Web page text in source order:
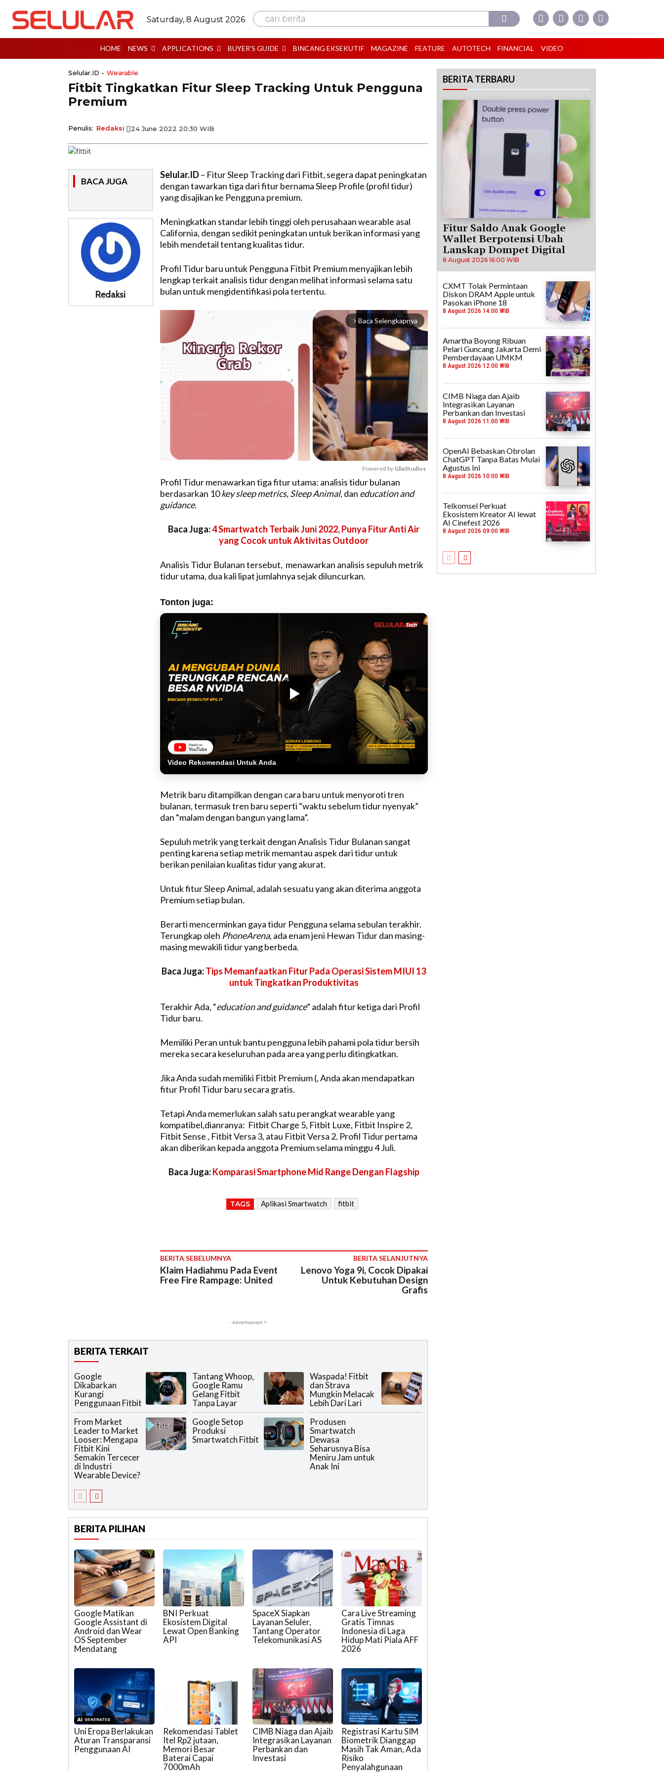
Saturday, 8 August 2026 cari berita
HOME NEWS APPLICATIONS BUYER’S GUIDE BINCANG EKSEKUTIF MAGAZINE FEATURE AUTOTECH FINANCIAL VIDEO
Selular.ID - Wearable
Fitbit Tingkatkan Fitur Sleep Tracking Untuk Pengguna
Premium
Penulis: Redaksi 24 June 2022 20:30 WIB
BACA JUGA
Redaksi
Selular.ID– Fitur Sleep Tracking dari Fitbit, segera dapat peningkatan
dengan tawarkan tiga dari fitur bernama Sleep Profile (profil tidur)
yang disajikan ke Pengguna premium.
Meningkatkan standar lebih tinggi oleh perusahaan wearable asal
California, dengan sedikit peningkatan untuk berikan informasi yang
lebih mendetail tentang kualitas tidur.
Profil Tidur baru untuk Pengguna Fitbit Premium menyajikan lebih
lengkap terkait analisis tidur dengan melihat informasi selama satu
bulan untuk mengidentifikasi pola tertentu.
arrow_forward_ios Baca Selengkapnya
M
Powered by GliaStudios
Profil Tidur menawarkan tiga fitur utama: analisis tidur bulanan
berdasarkan 10key sleep metrics, Sleep Animal, dan education and
guidance.
Baca Juga:4 Smartwatch Terbaik Juni 2022, Punya Fitur Anti Air
yang Cocok untuk Aktivitas Outdoor
Analisis Tidur Bulanan tersebut, menawarkan analisis sepuluh metrik
tidur utama, dua kali lipat jumlahnya sejak diluncurkan.
Tonton juga:
Video Rekomendasi Untuk Anda
Metrik baru ditampilkan dengan cara baru untuk menyoroti tren
bulanan, termasuk tren baru seperti “waktu sebelum tidur nyenyak”
dan “malam dengan bangun yang lama”.
Sepuluh metrik yang terkait dengan Analisis Tidur Bulanan sangat
penting karena setiap metrik memantau aspek dari tidur untuk
berikan penilaian kualitas tidur yang akurat.
Untuk fitur Sleep Animal, adalah sesuatu yang akan diterima anggota
Premium setiap bulan.
Berarti mencerminkan gaya tidur Pengguna selama sebulan terakhir.
Terungkap oleh PhoneArena, ada enam jeni Hewan Tidur dan masing-
masing mewakili tidur yang berbeda.
Baca Juga:Tips Memanfaatkan Fitur Pada Operasi Sistem MIUI 13
untuk Tingkatkan Produktivitas
Terakhir Ada, “education and guidance” adalah fitur ketiga dari Profil
Tidur baru.
Memiliki Peran untuk bantu pengguna lebih pahami pola tidur bersih
mereka secara keseluruhan pada area yang perlu ditingkatkan.
Jika Anda sudah memiliki Fitbit Premium (, Anda akan mendapatkan
fitur Profil Tidur baru secara gratis.
Tetapi Anda memerlukan salah satu perangkat wearable yang
kompatibel,dianranya: Fitbit Charge 5, Fitbit Luxe, Fitbit Inspire 2,
Fitbit Sense , Fitbit Versa 3, atau Fitbit Versa 2. Profil Tidur pertama
akan diberikan kepada anggota Premium selama minggu 4 Juli.
Baca Juga:Komparasi Smartphone Mid Range Dengan Flagship
TAGS Aplikasi Smartwatch fitbit
BERITA SEBELUMNYA
Klaim Hadiahmu Pada Event
Free Fire Rampage: United
BERITA SELANJUTNYA
Lenovo Yoga 9i, Cocok Dipakai
Untuk Kebutuhan Design
Grafis
- Advertisement 1-
BERITA TERKAIT
Google
Dikabarkan
Kurangi
Penggunaan Fitbit
Tantang Whoop,
Google Ramu
Gelang Fitbit
Tanpa Layar
Waspada! Fitbit
dan Strava
Mungkin Melacak
Lebih Dari Lari
From Market
Leader to Market
Looser: Mengapa
Fitbit Kini
Semakin Tercecer
di Industri
Wearable Device?
Google Setop
Produksi
Smartwatch Fitbit
Produsen
Smartwatch
Dewasa
Seharusnya Bisa
Meniru Jam untuk
Anak Ini
BERITA PILIHAN
Google Matikan
Google Assistant di
Android dan Wear
OS September
Mendatang
BNI Perkuat
Ekosistem Digital
Lewat Open Banking
API
SpaceX Siapkan
Layanan Seluler,
Tantang Operator
Telekomunikasi AS
Cara Live Streaming
Gratis Timnas
Indonesia di Laga
Hidup Mati Piala AFF
2026
Uni Eropa Berlakukan
Aturan Transparansi
Penggunaan AI
Rekomendasi Tablet
Itel Rp2 jutaan,
Memori Besar
Baterai Capai
7000mAh
CIMB Niaga dan Ajaib
Integrasikan Layanan
Perbankan dan
Investasi
Registrasi Kartu SIM
Biometrik Dianggap
Masih Tak Aman, Ada
Risiko
Penyalahgunaan
BERITA TERBARU
Fitur Saldo Anak Google
Wallet Berpotensi Ubah
Lanskap Dompet Digital
8 August 2026 16:00 WIB
CXMT Tolak Permintaan
Diskon DRAM Apple untuk
Pasokan iPhone 18
8 August 2026 14:00 WIB
Amartha Boyong Ribuan
Pelari Guncang Jakarta Demi
Pemberdayaan UMKM
8 August 2026 12:00 WIB
CIMB Niaga dan Ajaib
Integrasikan Layanan
Perbankan dan Investasi
8 August 2026 11:00 WIB
OpenAI Bebaskan Obrolan
ChatGPT Tanpa Batas Mulai
Agustus Ini
8 August 2026 10:00 WIB
Telkomsel Perkuat
Ekosistem Kreator AI lewat
AI Cinefest 2026
8 August 2026 09:00 WIB